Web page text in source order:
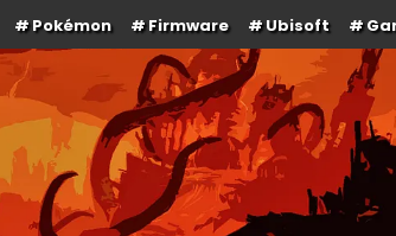
Pokémon Firmware Ubisoft